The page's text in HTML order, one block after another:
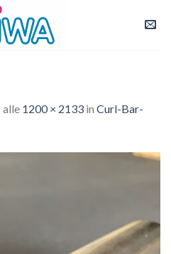
alle 1200 × 2133 in Curl-Bar-